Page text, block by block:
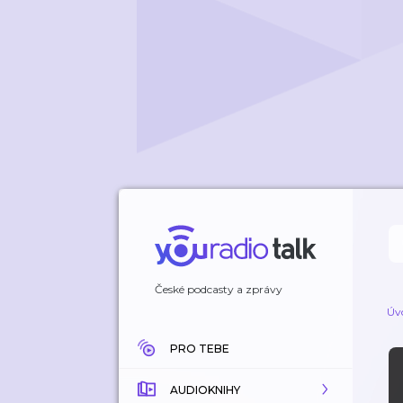
České podcasty a zprávy
PRO TEBE
AUDIOKNIHY